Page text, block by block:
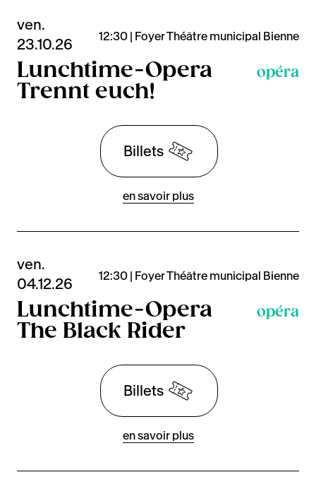
ven.
23.10.26
12:30 | Foyer Théâtre municipal Bienne
Lunchtime-Opera
Trennt euch!
opéra
Billets
en savoir plus
ven.
04.12.26
12:30 | Foyer Théâtre municipal Bienne
Lunchtime-Opera
The Black Rider
opéra
Billets
en savoir plus